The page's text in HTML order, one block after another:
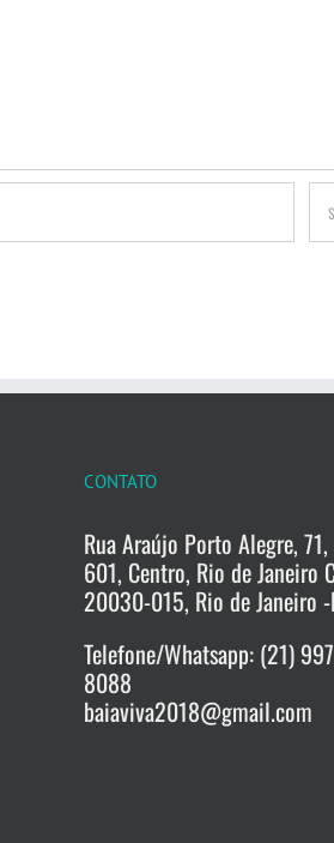
CONTATO
Rua Araújo Porto Alegre,
601, Centro, Rio de Janeiro
20030-015, Rio de Janeiro
Telefone/Whatsapp: (21)
8088
baiaviva2018@gmail.com